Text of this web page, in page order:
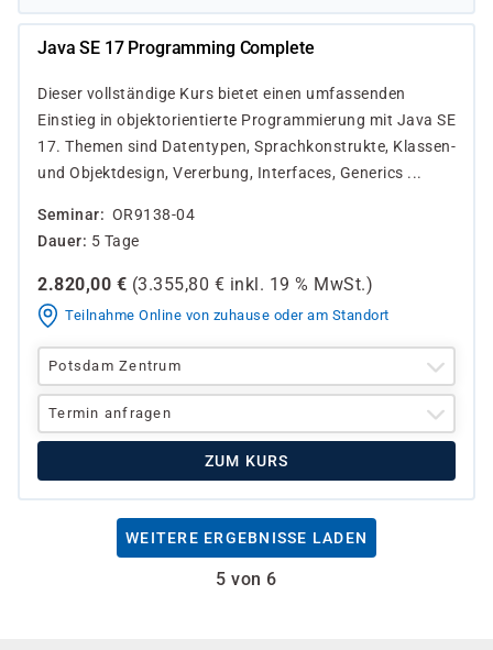
Java SE 17 Programming Complete
Dieser vollständige Kurs bietet einen umfassenden
Einstieg in objektorientierte Programmierung mit Java SE
17. Themen sind Datentypen, Sprachkonstrukte, Klassen-
und Objektdesign, Vererbung, Interfaces, Generics ...
Seminar
OR9138-04
Dauer
5 Tage
2.820,00 € (3.355,80 € inkl. 19 % MwSt.)
Teilnahme Online von zuhause oder am Standort
Potsdam Zentrum
Termin anfragen
ZUM KURS
WEITERE ERGEBNISSE LADEN
5 von 6